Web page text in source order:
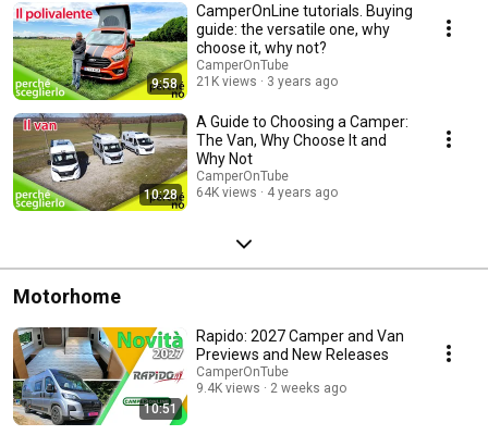
9:58
CamperOnLine tutorials. Buying
guide: the versatile one, why
choose it, why not?
CamperOnTube
21K views
3 years ago
10:28
A Guide to Choosing a Camper:
The Van, Why Choose It and
Why Not
CamperOnTube
64K views
4 years ago
Motorhome
10:51
Rapido: 2027 Camper and Van
Previews and New Releases
CamperOnTube
9.4K views
2 weeks ago